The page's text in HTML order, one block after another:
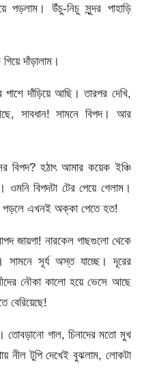
পড়লাম। উঁচু-নিচু সুন্দর পাহাড়ি
দাঁড়ালাম।
দাঁড়িয়ে আছি। তারপর দেখি,
সাবধান! সামনে বিপদ। আর
বিপদ? হঠাৎ আমার কয়েক ইঞ্চি
বিপদটা টের পেয়ে গেলাম।
পড়লে এখনই অক্কা পেতে হত!
জায়গা! নারকেল গাছগুলো থেকে
সামনে সূর্য অস্ত যাচ্ছে। দূরের
নৌকা কালো হয়ে ভেসে আছে
বেরিয়েছে!
তোবড়ানো গাল, চিনাদের মতো মুখ
নীল টুপি দেখেই বুঝলাম, লোকটা